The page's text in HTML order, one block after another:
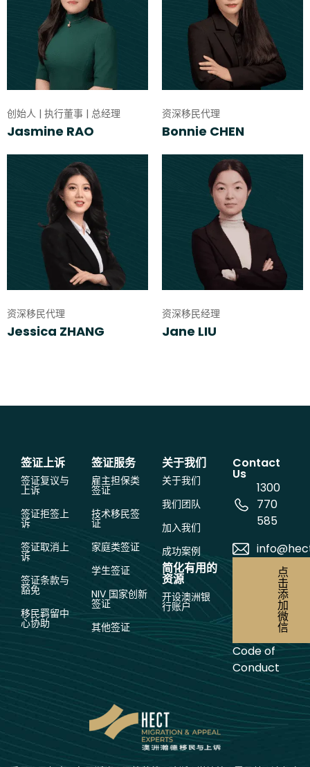
创始人 | 执行董事 | 总经理
Jasmine RAO
资深移民代理
Bonnie CHEN
资深移民代理
Jessica ZHANG
资深移民经理
Jane LIU
签证上诉
签证复议与
上诉
签证拒签上
诉
签证取消上
诉
签证条款与
豁免
移民羁留中
心协助
签证服务
雇主担保类
签证
技术移民签
证
家庭类签证
学生签证
NIV 国家创新
签证
其他签证
关于我们
关于我们
我们团队
加入我们
成功案例
简化有用的
资源
开设澳洲银
行账户
Contact
Us
1300
770
585
点
击
添
加
微
信
Code of
Conduct